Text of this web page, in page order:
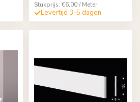
Stukprijs: €6,00 / Meter
Levertijd 3-5 dagen